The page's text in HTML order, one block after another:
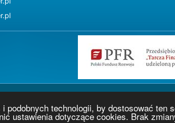
podobnych technologii, by dostosować
ustawienia dotyczące cookies. Brak